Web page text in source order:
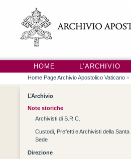
HOME L’ARCHIVIO
Home Page Archivio Apostolico Vaticano »
L’Archivio
Note storiche
Archivisti di S.R.C.
Custodi, Prefetti e Archivisti della Santa
Sede
Direzione